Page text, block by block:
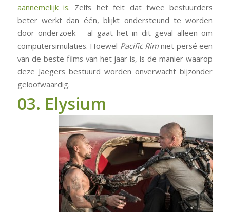
aannemelijk is. Zelfs het feit dat twee bestuurders
beter werkt dan één, blijkt ondersteund te worden
door onderzoek – al gaat het in dit geval alleen om
computersimulaties. Hoewel Pacific Rimniet persé een
van de beste films van het jaar is, is de manier waarop
deze Jaegers bestuurd worden onverwacht bijzonder
geloofwaardig.
03. Elysium